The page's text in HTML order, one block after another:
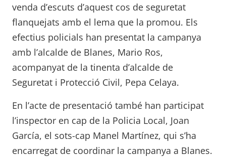
venda d’escuts d’aquest cos de seguretat
flanquejats amb el lema que la promou. Els
efectius policials han presentat la campanya
amb l’alcalde de Blanes, Mario Ros,
acompanyat de la tinenta d’alcalde de
Seguretat i Protecció Civil, Pepa Celaya.
En l’acte de presentació també han participat
l’inspector en cap de la Policia Local, Joan
García, el sots-cap Manel Martínez, qui s’ha
encarregat de coordinar la campanya a Blanes.